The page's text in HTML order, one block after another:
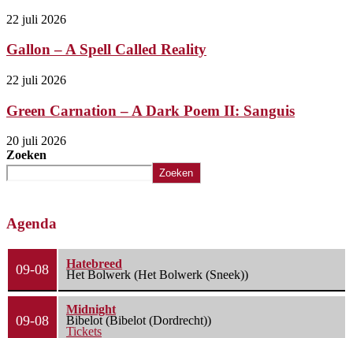
22 juli 2026
Gallon – A Spell Called Reality
22 juli 2026
Green Carnation – A Dark Poem II: Sanguis
20 juli 2026
Zoeken
Zoeken
Agenda
09-08
Hatebreed
Het Bolwerk (Het Bolwerk (Sneek))
09-08
Midnight
Bibelot (Bibelot (Dordrecht))
Tickets